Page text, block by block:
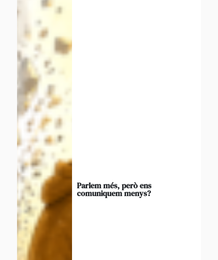
Parlem més, però ens
comuniquem menys?